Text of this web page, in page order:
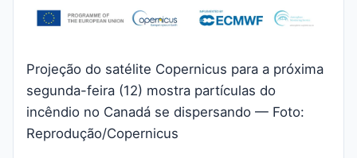
Projeção do satélite Copernicus para a próxima
segunda-feira (12) mostra partículas do
incêndio no Canadá se dispersando — Foto:
Reprodução/Copernicus